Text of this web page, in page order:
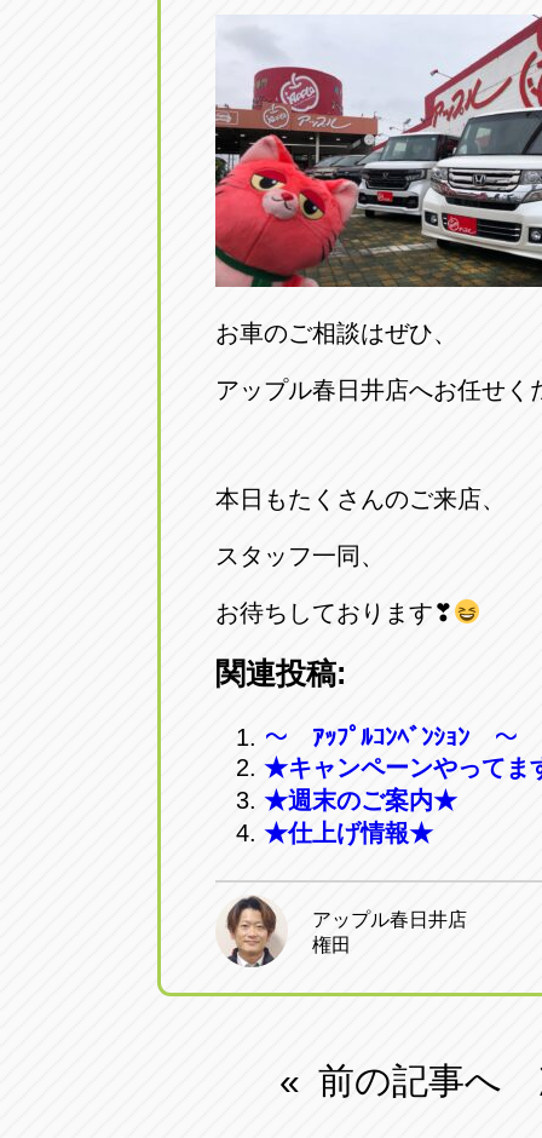
お車のご相談はぜひ、
アップル春日井店へお任せく
本日もたくさんのご来店、
スタッフ一同、
お待ちしております❣
関連投稿:
～ ｱｯﾌﾟﾙｺﾝﾍﾞﾝｼｮﾝ ～
★キャンペーンやって
★週末のご案内★
★仕上げ情報★
アップル春日井店
権田
« 前の記事へ